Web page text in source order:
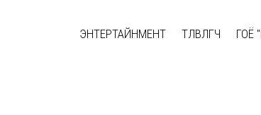
ЭНТЕРТАЙНМЕНТ ТӨЛӨВЛӨГЧ ГОЁ